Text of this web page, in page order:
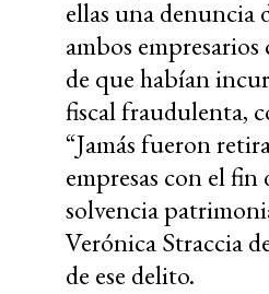
ellas una denuncia
ambos
de que habían
fiscal fraudulenta,
“Jamás fueron
empresas con el
solvencia
Verónica Straccia
de ese delito.